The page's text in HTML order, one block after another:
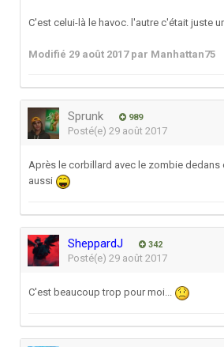
C'est celui-là le havoc. l'autre c'était juste
Modifié 29 août 2017par Manhattan75
Sprunk 989
Posté(e) 29 août 2017
Après le corbillard avec le zombie dedans
aussi
SheppardJ 342
Posté(e) 29 août 2017
C'est beaucoup trop pour moi...